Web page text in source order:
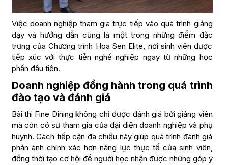
Việc doanh nghiệp tham gia trực tiếp vào quá trình giảng
dạy và hướng dẫn cũng là một trong những điểm đặc
trưng của Chương trình Hoa Sen Elite, nơi sinh viên được
tiếp xúc với thực tiễn nghề nghiệp ngay từ những học
phần đầu tiên.
Doanh nghiệp đồng hành trong quá trình
đào tạo và đánh giá
Bài thi Fine Dining không chỉ được đánh giá bởi giảng viên
mà còn có sự tham gia của đại diện doanh nghiệp và phụ
huynh. Cách tiếp cận đa chiều này giúp quá trình đánh giá
phản ánh chính xác hơn năng lực thực tế của sinh viên,
đồng thời tạo cơ hội để người học nhận được những góp ý